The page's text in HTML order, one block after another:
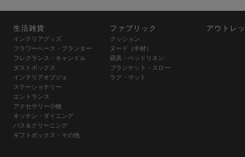
生活雑貨
インテリアグッズ
フラワーベース・プランター
フレグランス・キャンドル
ダストボックス
インテリアオブジェ
ステーショナリー
エントランス
アクセサリー小物
キッチン・ダイニング
バス＆クリーニング
ギフトボックス・その他
ファブリック
クッション
ヌード（中材）
寝具・ベッドリネン
ブランケット・スロー
ラグ・マット
アウトレ